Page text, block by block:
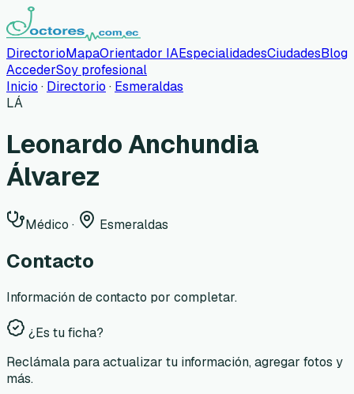
DirectorioMapaOrientador IAEspecialidadesCiudadesBlog
AccederSoy profesional
Inicio · Directorio · Esmeraldas
LÁ
Leonardo Anchundia
Álvarez
Médico · Esmeraldas
Contacto
Información de contacto por completar.
¿Es tu ficha?
Reclámala para actualizar tu información, agregar fotos y
más.